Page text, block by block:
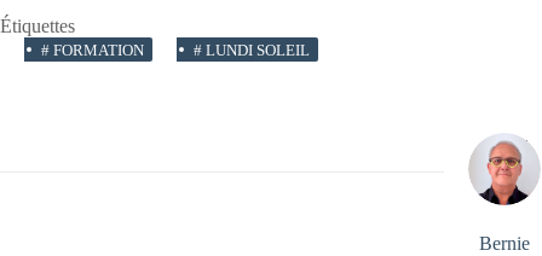
Étiquettes
# FORMATION # LUNDI SOLEIL
Bernie